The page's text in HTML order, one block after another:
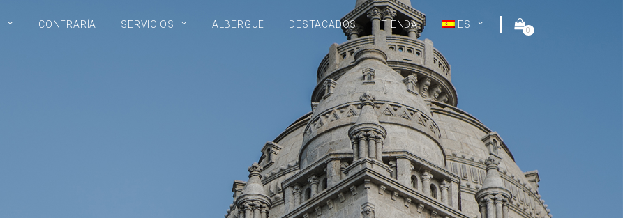
CONFRARÍA SERVICIOS ALBERGUE DESTACADOS TIENDA ES
0